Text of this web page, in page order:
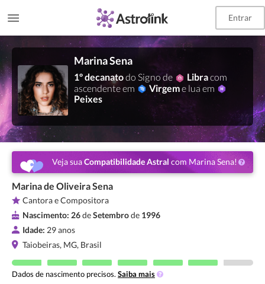
Entrar
Marina Sena
1º decanatodo Signo de Libracom
ascendente em
Virgeme lua em
Peixes
Veja suaCompatibilidade Astral com Marina Sena!
Marina de Oliveira Sena
Cantora e Compositora
Nascimento: 26deSetembrode 1996
Idade: 29 anos
Taiobeiras, MG, Brasil
Dados de nascimento precisos. Saiba mais